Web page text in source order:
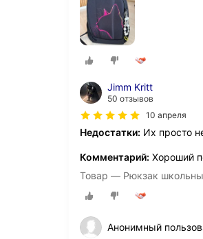
Jimm Kritt
50 отзывов
10 апреля
Недостатки: Их просто
Комментарий: Хороший
Товар — Рюкзак
Анонимный